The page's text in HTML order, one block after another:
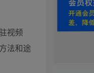
视频
法和途